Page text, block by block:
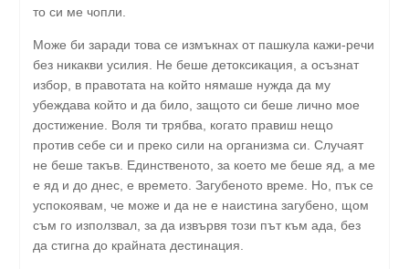
то си ме чопли.
Може би заради това се измъкнах от пашкула кажи-речи
без никакви усилия. Не беше детоксикация, а осъзнат
избор, в правотата на който нямаше нужда да му
убеждава който и да било, защото си беше лично мое
достижение. Воля ти трябва, когато правиш нещо
против себе си и преко сили на организма си. Случаят
не беше такъв. Единственото, за което ме беше яд, а ме
е яд и до днес, е времето. Загубеното време. Но, пък се
успокоявам, че може и да не е наистина загубено, щом
съм го използвал, за да извървя този път към ада, без
да стигна до крайната дестинация.